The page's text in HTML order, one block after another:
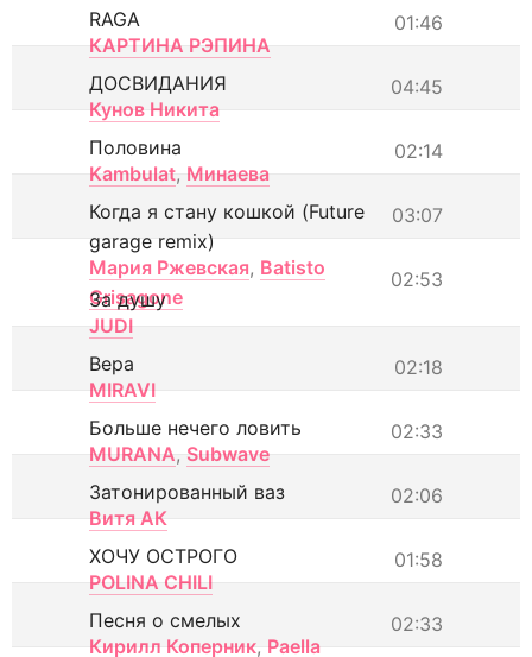
01:46
RAGA
КАРТИНА РЭПИНА
04:45
ДОСВИДАНИЯ
Кунов Никита
02:14
Половина
Kambulat, Минаева
03:07
Когда я стану кошкой (Future
garage remix)
Мария Ржевская, Batisto
Grisagone
02:53
За душу
JUDI
02:18
Вера
MIRAVI
02:33
Больше нечего ловить
MURANA, Subwave
02:06
Затонированный ваз
Витя АК
01:58
ХОЧУ ОСТРОГО
POLINA CHILI
02:33
Песня о смелых
Кирилл Коперник, Paella